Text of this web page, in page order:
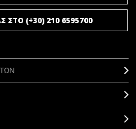
ΣΤΟ (+30) 210 6595700